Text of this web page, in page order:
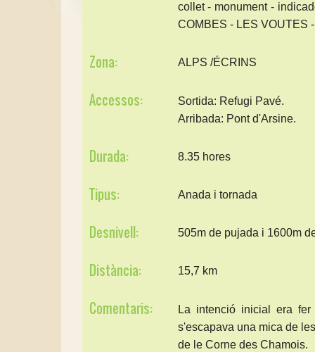
collet - monument -
COMBES - LES VOUTES
Zona: ALPS /ÉCRINS
Accessos:
Sortida: Refugi Pavé.
Arribada: Pont d'Arsine.
Durada: 8.35 hores
Tipus: Anada i tornada
Desnivell: 505m de pujada i 1600m
Distància: 15,7 km
Comentaris:
La intenció inicial era
s'escapava una mica de
de le Corne des Chamois.